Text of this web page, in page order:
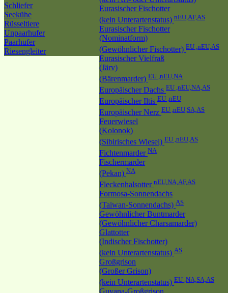
Schliefer
Seekühe
Rüsseltiere
Unpaarhufer
Paarhufer
Riesengleiter
Eurasischer Fischotter
(kein Unterartenstatus) nEU,AF,AS
Eurasischer Fischotter
(Nominatform)
(Gewöhnlicher Fischotter) EU ,nEU,AS
Eurasischer Vielfraß
(Järv)
(Bärenmarder) EU ,nEU,NA
Europäischer Dachs EU ,nEU,NA,AS
Europäischer Iltis EU ,nEU
Europäischer Nerz EU ,nEU,SA,AS
Feuerwiesel
(Kolonok)
(Sibirisches Wiesel) EU ,nEU,AS
Fichtenmarder NA
Fischermarder
(Pekan) NA
Fleckenhalsotter nEU,NA,AF,AS
Formosa-Sonnendachs
(Taiwan-Sonnendachs) AS
Gewöhnlicher Buntmarder
(Gewöhnlicher Charsamarder)
Glattotter
(Indischer Fischotter)
(kein Unterartenstatus) AS
Großgrison
(Großer Grison)
(kein Unterartenstatus) EU ,NA,SA,AS
Guyana-Großgrison